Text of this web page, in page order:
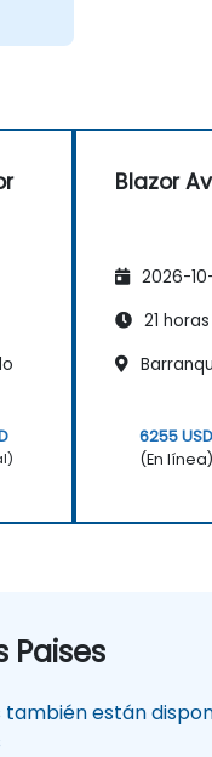
Blazor
2026-
21 horas
6255 USD
(En línea)
Paises
también están